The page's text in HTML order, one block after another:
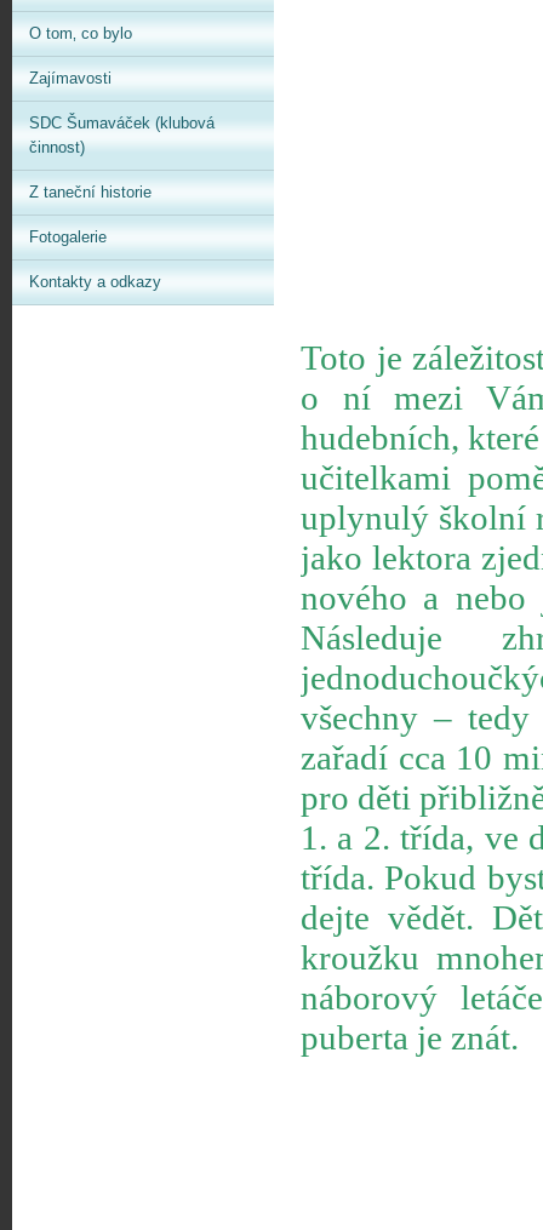
Toto je
o ní mezi
hudebních,
učitelkami
uplynulý školní
jako lektora
nového a nebo
Následuje
všechny –
zařadí cca 10
pro děti
1. a 2. třída, ve
třída. Pokud
dejte vědět.
kroužku
náborový
puberta je znát.
O tom‚ co bylo
Zajímavosti
SDC Šumaváček (klubová
činnost)
Z taneční historie
Fotogalerie
Kontakty a odkazy